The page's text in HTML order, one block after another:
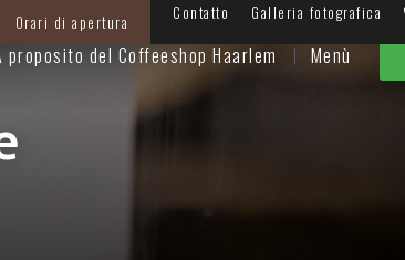
Orari di apertura Contatto Galleria fotografica
proposito del Coffeeshop Haarlem Menù